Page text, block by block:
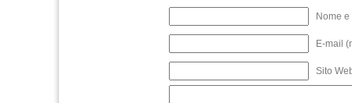
Nome
E-mail
Sito